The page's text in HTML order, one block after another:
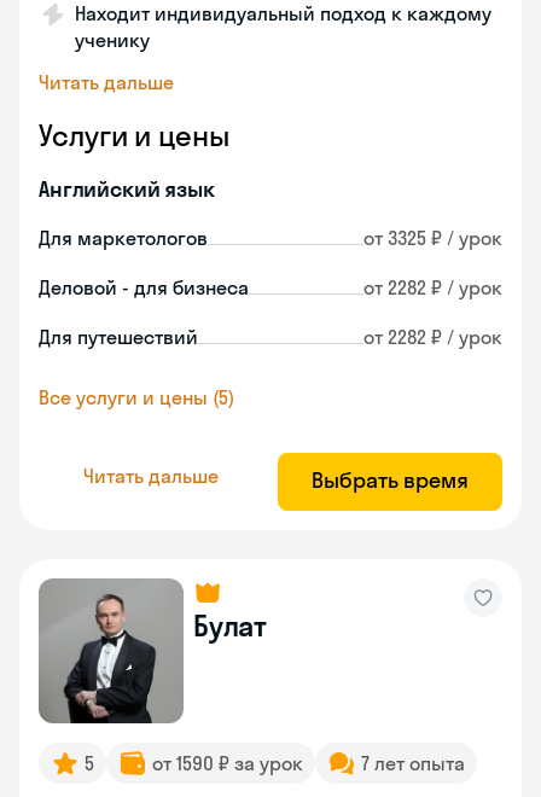
Находит индивидуальный подход к каждому
ученику
Читать дальше
Услуги и цены
Английский язык
Для маркетологов от 3325 ₽ / урок
Деловой - для бизнеса от 2282 ₽ / урок
Для путешествий от 2282 ₽ / урок
Все услуги и цены (5)
Читать дальше Выбрать время
Булат
5 от 1590 ₽ за урок 7 лет опыта